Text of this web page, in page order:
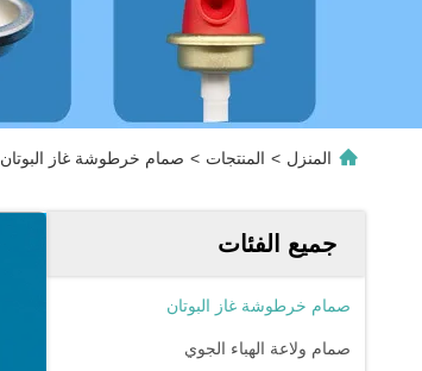
المنزل > المنتجات > صمام خرطوشة غاز البوتان
جميع الفئات
صمام خرطوشة غاز البوتان
صمام ولاعة الهباء الجوي